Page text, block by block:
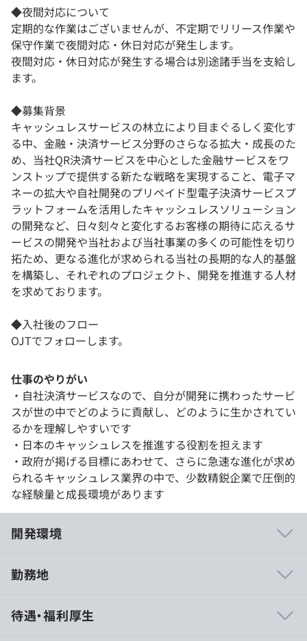
◆夜間対応について
定期的な作業はございませんが、不定期でリリース作業や
保守作業で夜間対応・休日対応が発生します。
夜間対応・休日対応が発生する場合は別途諸手当を支給し
ます。
◆募集背景
キャッシュレスサービスの林立により目まぐるしく変化す
る中、金融・決済サービス分野のさらなる拡大・成長のた
め、当社QR決済サービスを中心とした金融サービスをワ
ンストップで提供する新たな戦略を実現すること、電子マ
ネーの拡大や自社開発のプリペイド型電子決済サービスプ
ラットフォームを活用したキャッシュレスソリューション
の開発など、日々刻々と変化するお客様の期待に応えるサ
ービスの開発や当社および当社事業の多くの可能性を切り
拓ため、更なる進化が求められる当社の長期的な人的基盤
を構築し、それぞれのプロジェクト、開発を推進する人材
を求めております。
◆入社後のフロー
OJTでフォローします。
仕事のやりがい
・自社決済サービスなので、自分が開発に携わったサービ
スが世の中でどのように貢献し、どのように生かされてい
るかを理解しやすいです
・日本のキャッシュレスを推進する役割を担えます
・政府が掲げる目標にあわせて、さらに急速な進化が求め
られるキャッシュレス業界の中で、少数精鋭企業で圧倒的
な経験量と成長環境があります
開発環境
ンバーとタスクや情報の共有を行い、課題等はチームで議
勤務地
待遇・福利厚生